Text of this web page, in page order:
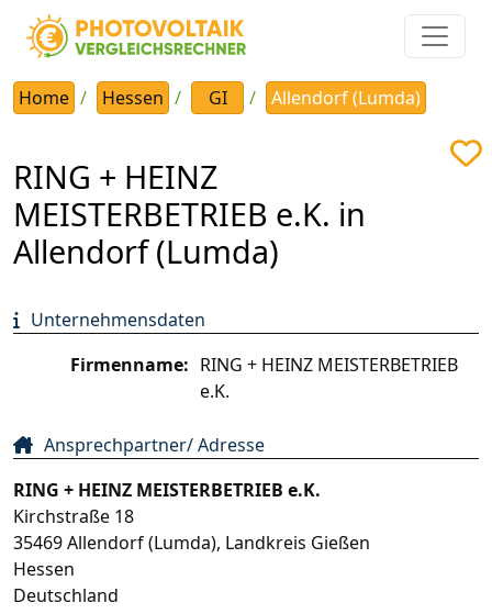
Home Hessen GI Allendorf (Lumda)
RING + HEINZ
MEISTERBETRIEB e.K. in
Allendorf (Lumda)
Unternehmensdaten
Firmenname: RING + HEINZ MEISTERBETRIEB
e.K.
Ansprechpartner/ Adresse
RING + HEINZ MEISTERBETRIEB e.K.
Kirchstraße 18
35469Allendorf (Lumda), Landkreis Gießen
Hessen
Deutschland